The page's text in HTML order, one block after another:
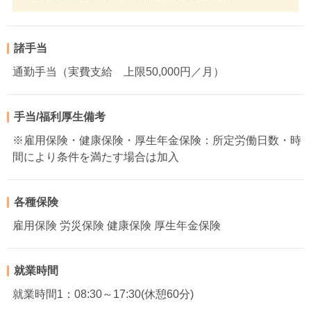
諸手当
通勤手当（実費支給 上限50,000円／月）
手当/福利厚生備考
※雇用保険・健康保険・厚生年金保険：所定労働日数・時
間により条件を満たす場合は加入
各種保険
雇用保険 労災保険 健康保険 厚生年金保険
就業時間
就業時間1：08:30～17:30(休憩60分)